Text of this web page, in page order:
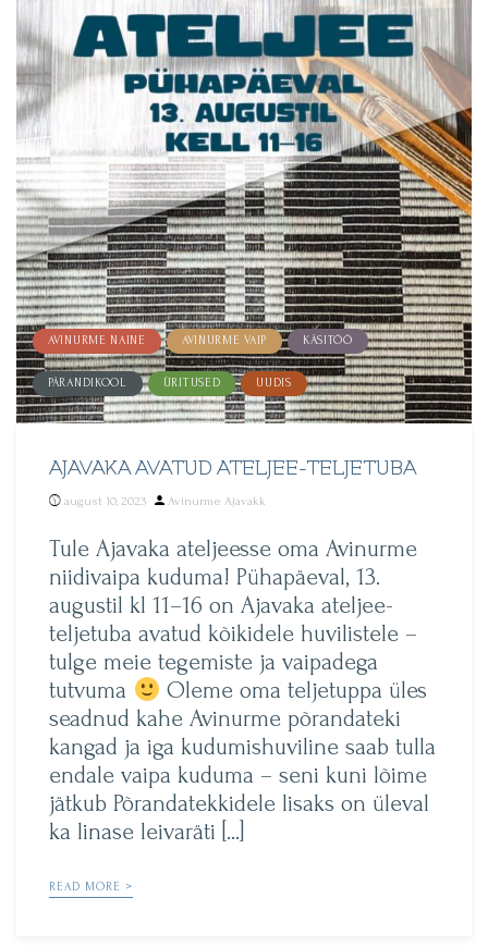
AVINURME NAINE AVINURME VAIP KÄSITÖÖ
PÄRANDIKOOL ÜRITUSED UUDIS
AJAVAKA AVATUD ATELJEE-TELJETUBA
august 10, 2023
Posted
Avinurme Ajavakk
Tule Ajavaka ateljeesse oma Avinurme
niidivaipa kuduma! Pühapäeval, 13.
augustil kl 11–16 on Ajavaka ateljee-
teljetuba avatud kõikidele huvilistele –
tulge meie tegemiste ja vaipadega
tutvuma
Oleme oma teljetuppa üles
seadnud kahe Avinurme põrandateki
kangad ja iga kudumishuviline saab tulla
endale vaipa kuduma – seni kuni lõime
jätkub Põrandatekkidele lisaks on üleval
ka linase leivaräti […]
READ MORE >